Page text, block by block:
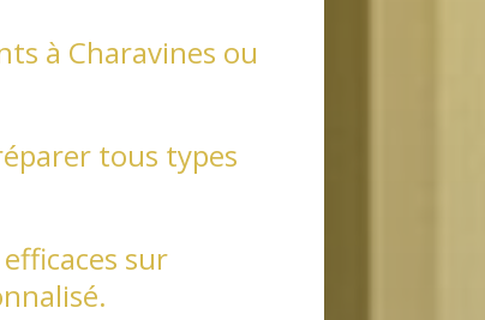
à Charavines ou
tous types
sur